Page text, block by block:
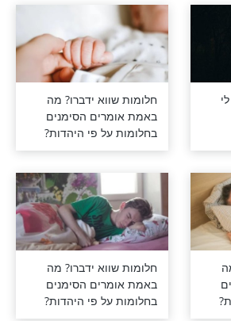
מצמרר: "היא באה אליי
בחלום וביקשה שאקיים את
הבטחתי"
חלומות שווא ידברו? מה